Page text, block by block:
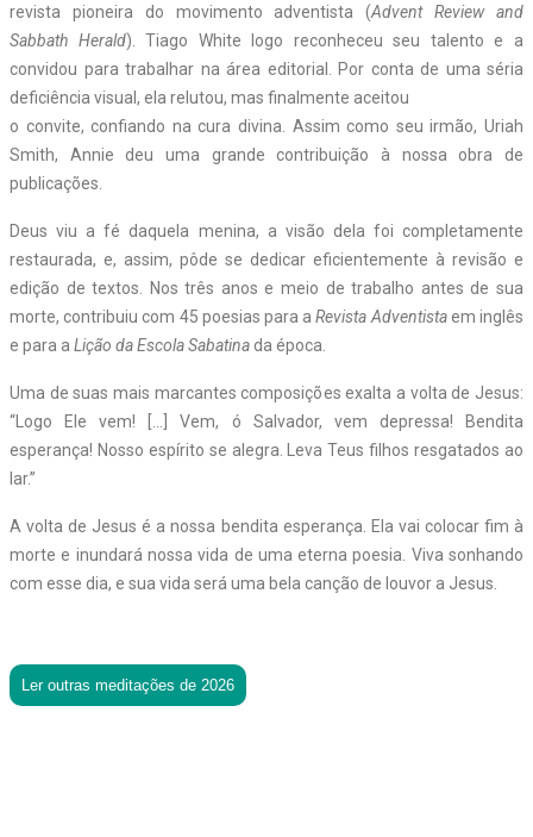
revista pioneira do movimento adventista (Advent Review and
Sabbath Herald). Tiago White logo reconheceu seu talento e a
convidou para trabalhar na área editorial. Por conta de uma séria
deficiência visual, ela relutou, mas finalmente aceitou
o convite, confiando na cura divina. Assim como seu irmão, Uriah
Smith, Annie deu uma grande contribuição à nossa obra de
publicações.
Deus viu a fé daquela menina, a visão dela foi completamente
restaurada, e, assim, pôde se dedicar eficientemente à revisão e
edição de textos. Nos três anos e meio de trabalho antes de sua
morte, contribuiu com 45 poesias para aRevista Adventistaem inglês
e para a Lição da Escola Sabatina da época.
Uma de suas mais marcantes composições exalta a volta de Jesus:
“Logo Ele vem! […] Vem, ó Salvador, vem depressa! Bendita
esperança! Nosso espírito se alegra. Leva Teus filhos resgatados ao
lar.”
A volta de Jesus é a nossa bendita esperança. Ela vai colocar fim à
morte e inundará nossa vida de uma eterna poesia. Viva sonhando
com esse dia, e sua vida será uma bela canção de louvor a Jesus.
Ler outras meditações de 2026